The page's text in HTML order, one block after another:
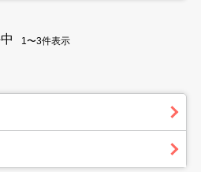
1〜3件表示